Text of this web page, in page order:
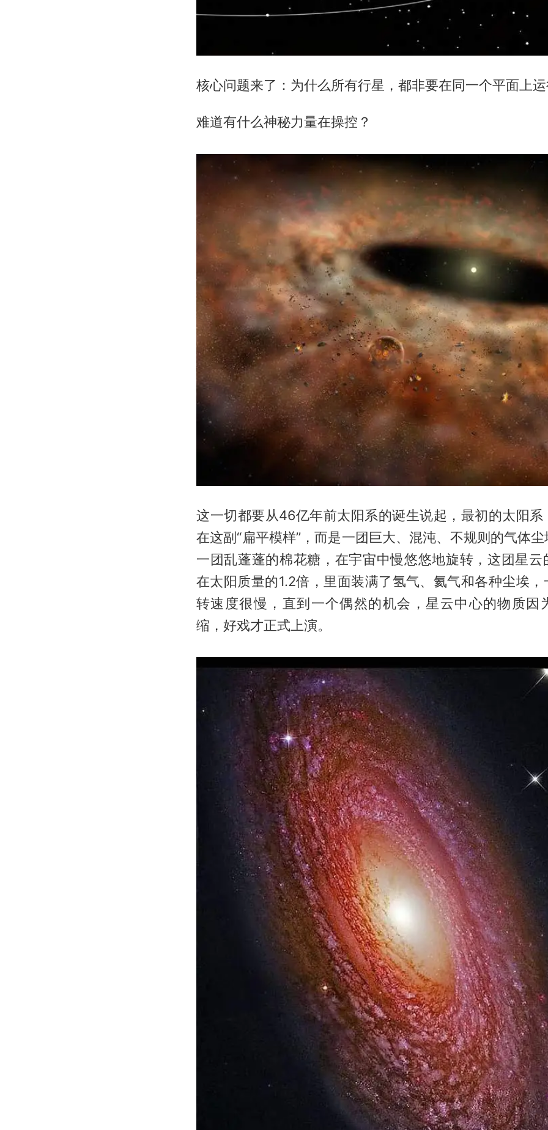
核心问题来了：为什么所有行星，都非要在同一个平面上
难道有什么神秘力量在操控？
这一切都要从46亿年前太阳系的诞生说起，最初的太阳系
在这副“扁平模样”，而是一团巨大、混沌、不规则的气体
一团乱蓬蓬的棉花糖，在宇宙中慢悠悠地旋转，这团星云
在太阳质量的1.2倍，里面装满了氢气、氦气和各种尘埃
转速度很慢，直到一个偶然的机会，星云中心的物质因
缩，好戏才正式上演。